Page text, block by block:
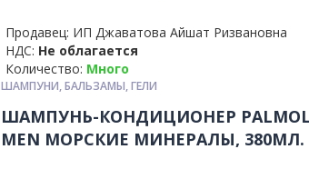
Продавец: ИП Джаватова Айшат Ризвановна
НДС: Не облагается
Количество: Много
ШАМПУНИ, БАЛЬЗАМЫ, ГЕЛИ
ШАМПУНЬ-КОНДИЦИОНЕР
MEN МОРСКИЕ МИНЕРАЛЫ, 380МЛ.